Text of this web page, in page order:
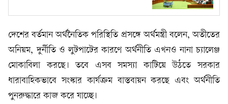
দেশের বর্তমান অর্থনৈতিক পরিস্থিতি প্রসঙ্গে অর্থমন্ত্রী বলেন, অতীতের
অনিয়ম, দুর্নীতি ও লুটপাটের কারণে অর্থনীতি এখনও নানা চ্যালেঞ্জ
মোকাবিলা করছে। তবে এসব সমস্যা কাটিয়ে উঠতে সরকার
ধারাবাহিকভাবে সংস্কার কার্যক্রম বাস্তবায়ন করছে এবং অর্থনীতি
পুনরুদ্ধারে কাজ করে যাচ্ছে।